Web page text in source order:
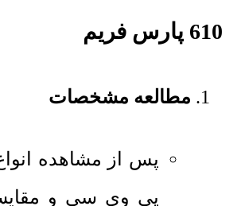
610 پارس فریم
مطالعه مشخصات
پس از مشاهده
پی وی سی و